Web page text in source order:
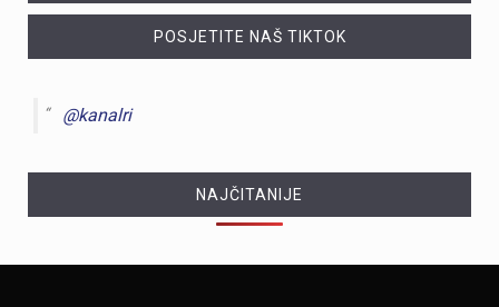
POSJETITE NAŠ TIKTOK
@kanalri
NAJČITANIJE